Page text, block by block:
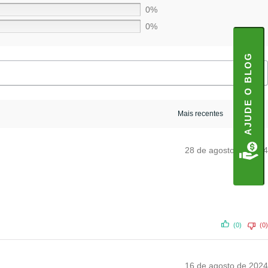
0%
0%
28 de agosto de 2024
(0) (0)
16 de agosto de 2024
AJUDE O BLOG